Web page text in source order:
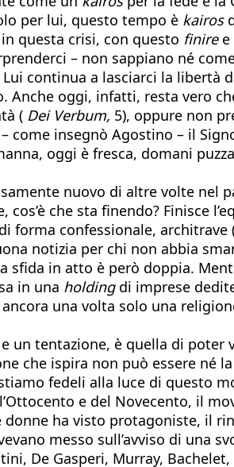
per lui, questo tempo è kairos
questa crisi, con questo finiree
– non sappiano né
continua a lasciarci la libertà
Anche oggi, infatti, resta vero
( Dei Verbum, 5), oppure non
come insegnò Agostino – il
oggi è fresca, domani
nuovo di altre volte nel
che sta finendo? Finisce
forma confessionale,
notizia per chi non abbia
sfida in atto è però doppia.
in una holdingdi imprese
una volta solo una
un tentazione, è quella di
che ispira non può essere né
fedeli alla luce di questo
e del Novecento, il
ha visto protagoniste, il
messo sull’avviso di una
De Gasperi, Murray,